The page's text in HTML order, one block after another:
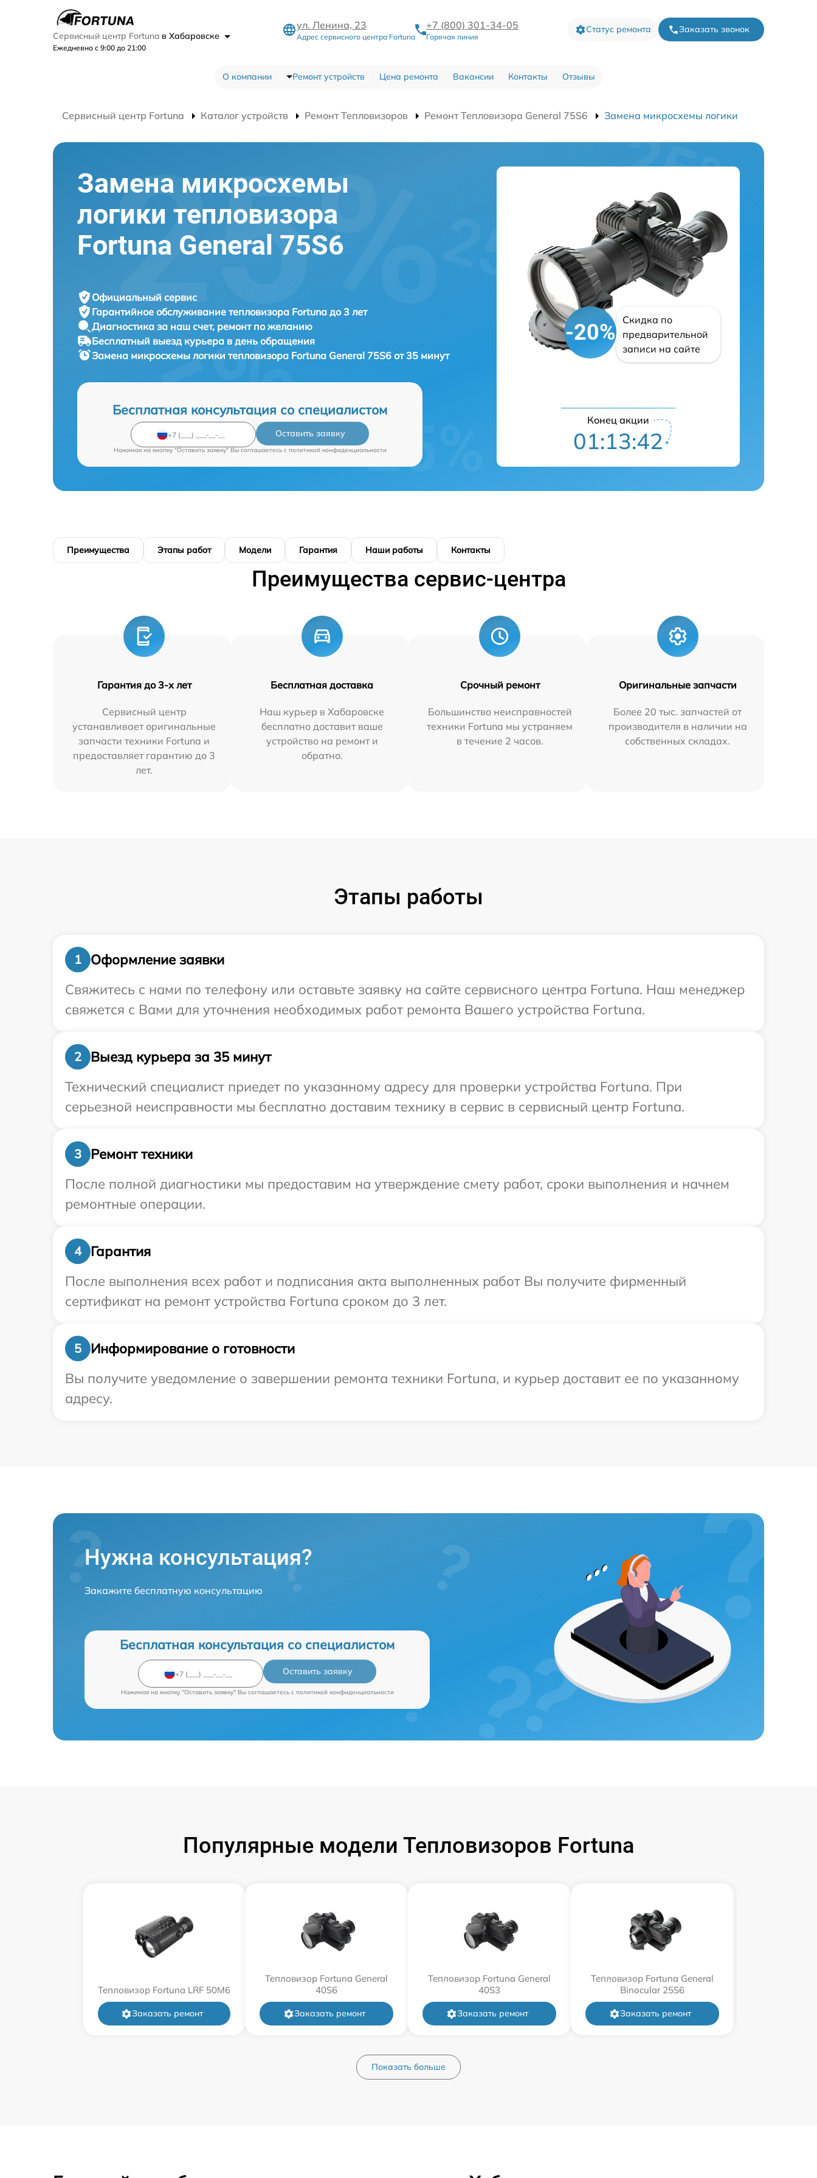
Сервисный центр Fortuna в Хабаровске
Ежедневно с 9:00 до 21:00
ул. Ленина, 23
Адрес сервисного центра Fortuna
+7 (800) 301-34-05
Горячая линия
Статус ремонта Заказать звонок
О компании Ремонт устройств Цена ремонта Вакансии Контакты Отзывы
Сервисный центр Fortuna Каталог устройств Ремонт Тепловизоров Ремонт Тепловизора General 75S6 Замена микросхемы логики
Замена микросхемы
логики тепловизора
Fortuna General 75S6
Официальный сервис
Гарантийное обслуживание тепловизора Fortuna до 3 лет
Диагностика за наш счет, ремонт по желанию
Бесплатный выезд курьера в день обращения
Замена микросхемы логики тепловизора Fortuna General 75S6 от 35 минут
Бесплатная консультация со специалистом
Оставить заявку
Нажимая на кнопку "Оставить заявку" Вы соглашаетесь c политикой конфиденциальности
-20%
Скидка по
предварительной
записи на сайте
Конец акции
01:13:41
Преимущества Этапы работ Модели Гарантия Наши работы Контакты
Преимущества сервис-центра
Гарантия до 3-х лет
Сервисный центр
устанавливает оригинальные
запчасти техники Fortuna и
предоставляет гарантию до 3
лет.
Бесплатная доставка
Наш курьер в Хабаровске
бесплатно доставит ваше
устройство на ремонт и
обратно.
Срочный ремонт
Большинство неисправностей
техники Fortuna мы устраняем
в течение 2 часов.
Оригинальные запчасти
Более 20 тыс. запчастей от
производителя в наличии на
собственных складах.
Этапы работы
1
Оформление заявки
Свяжитесь с нами по телефону или оставьте заявку на сайте сервисного центра Fortuna. Наш менеджер
свяжется с Вами для уточнения необходимых работ ремонта Вашего устройства Fortuna.
2
Выезд курьера за 35 минут
Технический специалист приедет по указанному адресу для проверки устройства Fortuna. При
серьезной неисправности мы бесплатно доставим технику в сервис в сервисный центр Fortuna.
3
Ремонт техники
После полной диагностики мы предоставим на утверждение смету работ, сроки выполнения и начнем
ремонтные операции.
4
Гарантия
После выполнения всех работ и подписания акта выполненных работ Вы получите фирменный
сертификат на ремонт устройства Fortuna сроком до 3 лет.
5
Информирование о готовности
Вы получите уведомление о завершении ремонта техники Fortuna, и курьер доставит ее по указанному
адресу.
Нужна консультация?
Закажите бесплатную консультацию
Бесплатная консультация со специалистом
Оставить заявку
Нажимая на кнопку "Оставить заявку" Вы соглашаетесь c политикой конфиденциальности
Популярные модели Тепловизоров Fortuna
Тепловизор Fortuna LRF 50M6
Заказать ремонт
Тепловизор Fortuna General
40S6
Заказать ремонт
Тепловизор Fortuna General
40S3
Заказать ремонт
Тепловизор Fortuna General
Binocular 25S6
Заказать ремонт
Показать больше